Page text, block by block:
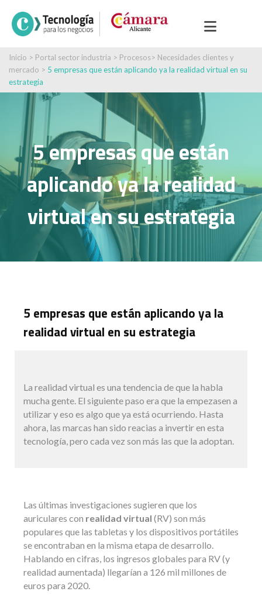
Inicio > Portal sector industria > Procesos> Necesidades clientes y
mercado > 5 empresas que están aplicando ya la realidad virtual en su
estrategia
5 empresas que están
aplicando ya la realidad
virtual en su estrategia
5 empresas que están aplicando ya la
realidad virtual en su estrategia
La realidad virtual es una tendencia de que la habla
mucha gente. El siguiente paso era que la empezasen a
utilizar y eso es algo que ya está ocurriendo. Hasta
ahora, las marcas han sido reacias a invertir en esta
tecnología, pero cada vez son más las que la adoptan.
Las últimas investigaciones sugieren que los
auriculares con realidad virtual (RV) son más
populares que las tabletas y los dispositivos portátiles
se encontraban en la misma etapa de desarrollo.
Hablando en cifras, los ingresos globales para RV (y
realidad aumentada) llegarían a 126 mil millones de
euros para 2020.